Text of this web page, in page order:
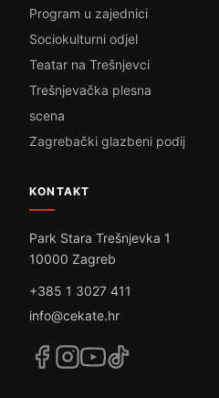
Program u zajednici
Sociokulturni odjel
Teatar na Trešnjevci
Trešnjevačka plesna
scena
Zagrebački glazbeni podij
KONTAKT
Park Stara Trešnjevka 1
10000 Zagreb
+385 1 3027 411
info@cekate.hr